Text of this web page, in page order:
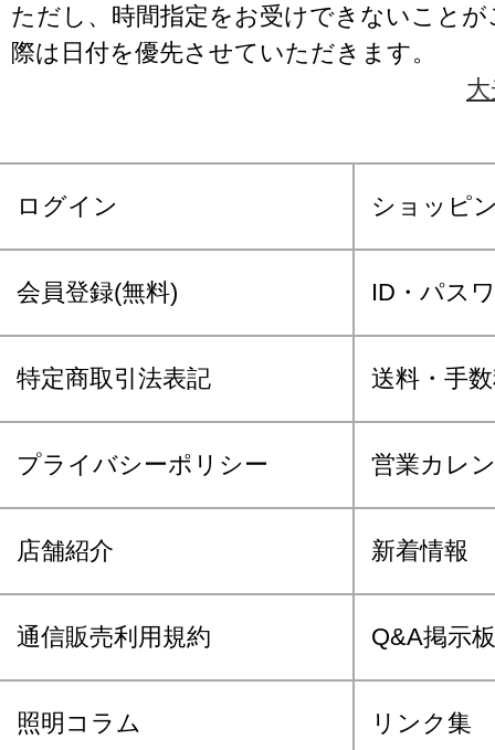
ただし、時間指定をお受けできないこと
際は日付を優先させていただきます。
ログイン ショッピ
会員登録(無料) ID・パス
特定商取引法表記 送料・手
プライバシーポリシー 営業カレ
店舗紹介 新着情報
通信販売利用規約 Q&A掲示板
照明コラム リンク集